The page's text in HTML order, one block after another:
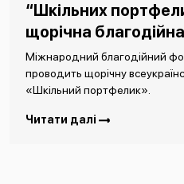
“Шкільних
щорічна
Міжнародний благодійний
проводить щорічну
«Шкільний портфелик».
Читати далі